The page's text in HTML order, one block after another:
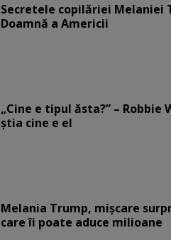
Secretele copilăriei Melaniei
Doamnă a Americii
„Cine e tipul ăsta?” –
știa cine e el
Melania Trump, mișcare
care îi poate aduce milioane